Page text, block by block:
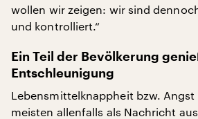
wollen wir zeigen: wir sind
und kontrolliert.“
Ein Teil der Bevölkerung
Entschleunigung
Lebensmittelknappheit bzw.
meisten allenfalls als Nachricht